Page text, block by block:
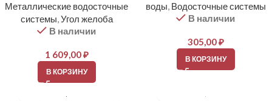
Металлические водосточные
системы,Угол желоба
В наличии
1 609,00₽
В КОРЗИНУ
воды, Водосточные системы
В наличии
305,00₽
В КОРЗИНУ